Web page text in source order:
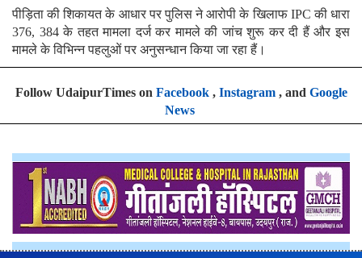
पीड़िता की शिकायत के आधार पर पुलिस ने आरोपी के खिलाफ IPC की धारा
376, 384 के तहत मामला दर्ज कर मामले की जांच शुरू कर दी हैं और इस
मामले के विभिन्न पहलुओं पर अनुसन्धान किया जा रहा हैं।
Follow UdaipurTimes on Facebook, Instagram, and Google
News